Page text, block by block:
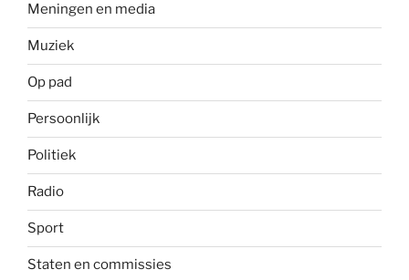
Meningen en media
Muziek
Op pad
Persoonlijk
Politiek
Radio
Sport
Staten en commissies